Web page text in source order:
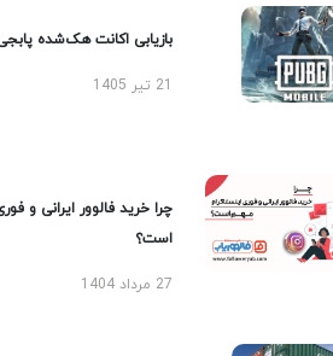
بازیابی اکانت هک‌شده پابجی
چرا خرید فالوور ایرانی و
است؟
27 مرداد 1404